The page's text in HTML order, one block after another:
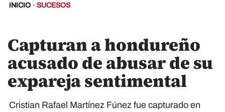
INICIO · SUCESOS
Capturan a hondureño
acusado de abusar de su
expareja sentimental
Cristian Rafael Martínez Fúnez fue capturado en